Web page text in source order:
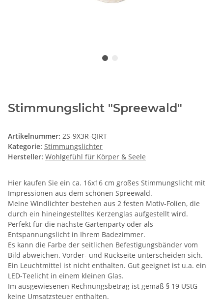
Stimmungslicht "Spreewald"
Artikelnummer: 2S-9X3R-QIRT
Kategorie: Stimmungslichter
Hersteller: Wohlgefühl für Körper & Seele
Hier kaufen Sie ein ca. 16x16 cm großes Stimmungslicht mit
Impressionen aus dem schönen Spreewald.
Meine Windlichter bestehen aus 2 festen Motiv-Folien, die
durch ein hineingestelltes Kerzenglas aufgestellt wird.
Perfekt für die nächste Gartenparty oder als
Entspannungslicht in Ihrem Badezimmer.
Es kann die Farbe der seitlichen Befestigungsbänder vom
Bild abweichen. Vorder- und Rückseite unterscheiden sich.
Ein Leuchtmittel ist nicht enthalten. Gut geeignet ist u.a. ein
LED-Teelicht in einem kleinen Glas.
Im ausgewiesenen Rechnungsbetrag ist gemäß § 19 UStG
keine Umsatzsteuer enthalten.